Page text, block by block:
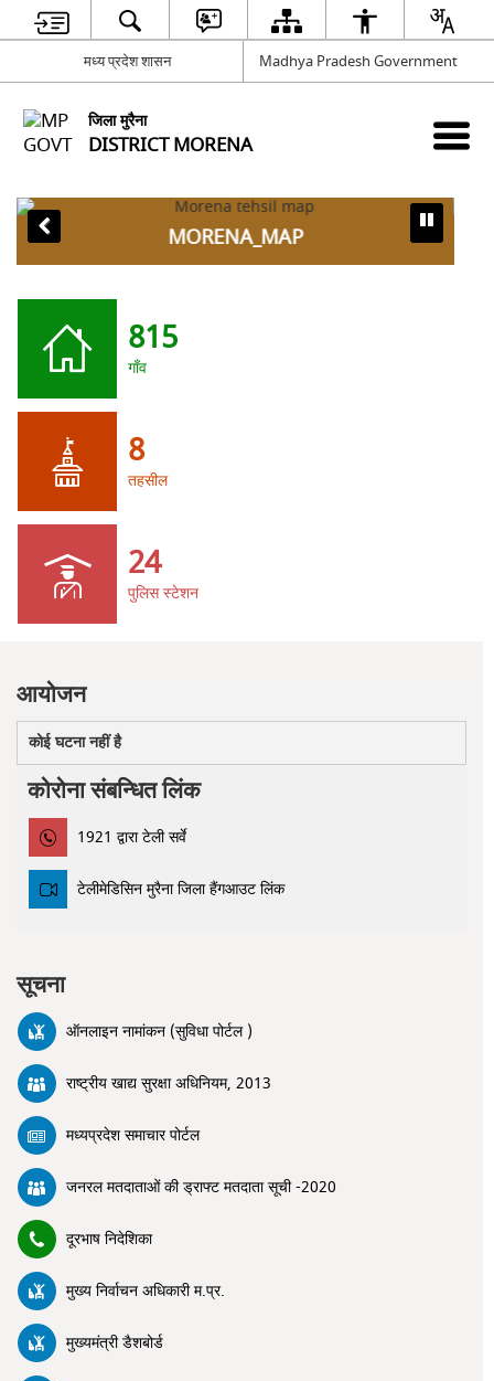
मध्य प्रदेश शासन Madhya Pradesh Government
जिला मुरैना
DISTRICT MORENA
MORENA_MAP
815
गाँव
8
तहसील
24
पुलिस स्टेशन
आयोजन
कोई घटना नहीं है
कोरोना संबन्धित लिंक
1921 द्वारा टेली सर्वे
टेलीमेडिसिन मुरैना जिला हैंगआउट लिंक
सूचना
ऑनलाइन नामांकन (सुविधा पोर्टल )
राष्ट्रीय खाद्य सुरक्षा अधिनियम, 2013
मध्यप्रदेश समाचार पोर्टल
जनरल मतदाताओं की ड्राफ्ट मतदाता सूची -2020
दूरभाष निदेशिका
मुख्य निर्वाचन अधिकारी म.प्र.
मुख्यमंत्री डैशबोर्ड